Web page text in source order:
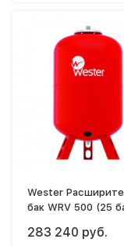
Wester
бак WRV 500 (25
283 240 руб.